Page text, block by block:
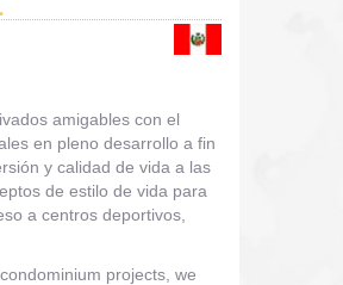
amigables con el
en pleno desarrollo a fin
y calidad de vida a las
de estilo de vida para
a centros deportivos,
projects, we